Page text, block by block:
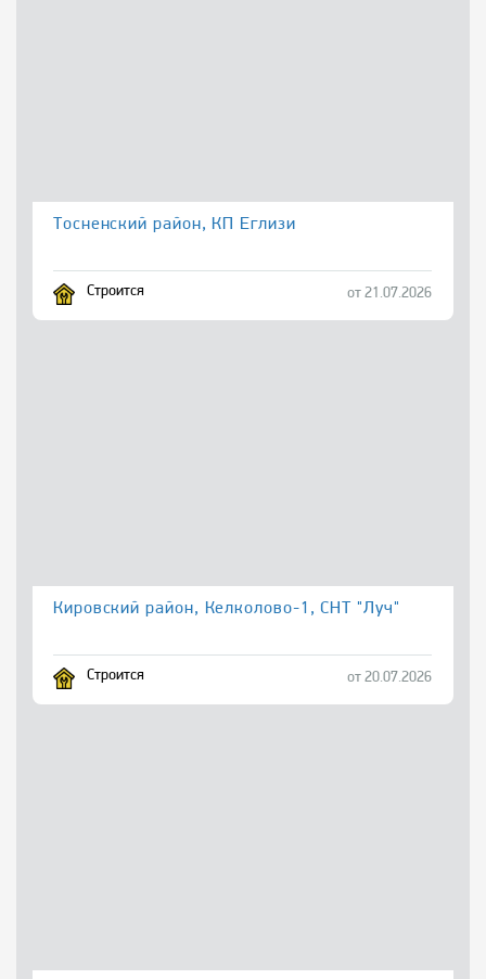
Тосненский район, КП Еглизи
Строится от 21.07.2026
Кировский район, Келколово-1, СНТ "Луч"
Строится от 20.07.2026